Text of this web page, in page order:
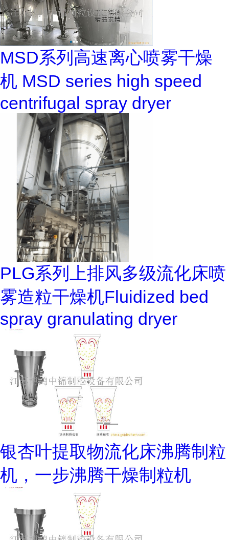
MSD系列高速离心喷雾干燥
机 MSD series high speed
centrifugal spray dryer
PLG系列上排风多级流化床喷
雾造粒干燥机Fluidized bed
spray granulating dryer
银杏叶提取物流化床沸腾制粒
机，一步沸腾干燥制粒机